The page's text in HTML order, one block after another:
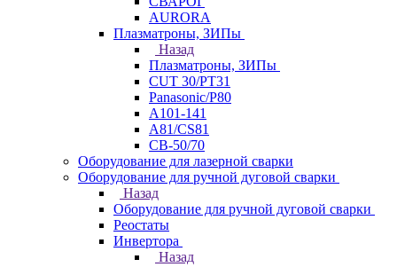
AURORA
Плазматроны, ЗИПы
Назад
Плазматроны, ЗИПы
CUT 30/PT31
Panasonic/P80
А101-141
А81/CS81
СВ-50/70
Оборудование для лазерной сварки
Оборудование для ручной дуговой сварки
Назад
Оборудование для ручной дуговой сварки
Реостаты
Инвертора
Назад